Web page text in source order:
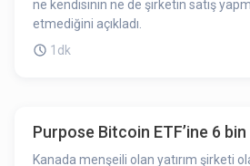
ne kendisinin ne de şirketin satış
etmediğini açıkladı.
1dk
Purpose Bitcoin ETF’ine 6
Kanada menşeili olan yatırım şirketi